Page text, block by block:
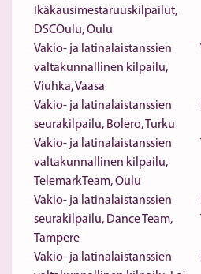
Ikäkausimestaruuskilpailut,
DSCOulu, Oulu
Vakio- ja latinalaistanssien
valtakunnallinen kilpailu,
Viuhka, Vaasa
Vakio- ja latinalaistanssien
seurakilpailu, Bolero, Turku
Vakio- ja latinalaistanssien
valtakunnallinen kilpailu,
TelemarkTeam, Oulu
Vakio- ja latinalaistanssien
seurakilpailu, Dance Team,
Tampere
Vakio- ja latinalaistanssien